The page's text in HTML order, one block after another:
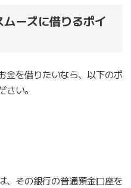
ーズに借りるポイ
金を借りたいなら、以下のポ
い。
、その銀行の普通預金口座を